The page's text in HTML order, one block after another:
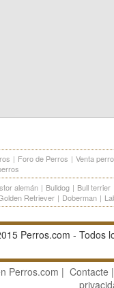
| Foro de Perros | Venta
alemán | Bulldog | Bull terrier
Retriever | Doberman |
Perros.com - Todos
Perros.com | Contacte |